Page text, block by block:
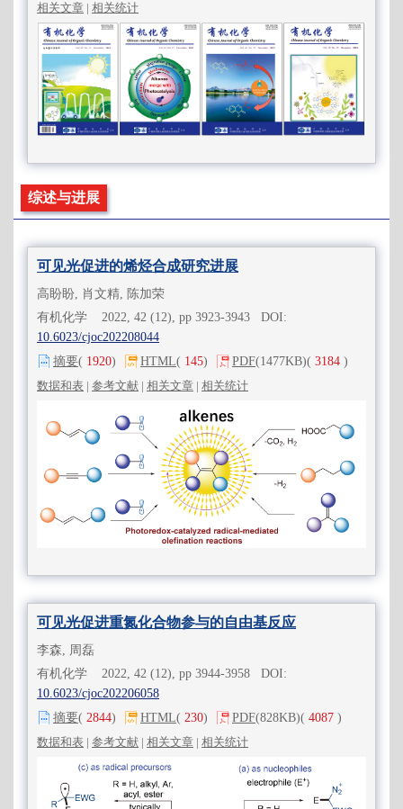
相关文章 | 相关统计
综述与进展
可见光促进的烯烃合成研究进展
高盼盼, 肖文精, 陈加荣
有机化学 2022, 42 (12), pp 3923-3943 DOI:
10.6023/cjoc202208044
摘要( 1920) HTML( 145) PDF(1477KB)( 3184 )
数据和表 | 参考文献 | 相关文章 | 相关统计
可见光促进重氮化合物参与的自由基反应
李森, 周磊
有机化学 2022, 42 (12), pp 3944-3958 DOI:
10.6023/cjoc202206058
摘要( 2844) HTML( 230) PDF(828KB)( 4087 )
数据和表 | 参考文献 | 相关文章 | 相关统计